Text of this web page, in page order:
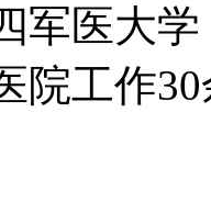
军医大
院工作